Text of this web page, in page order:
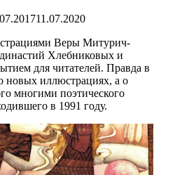
11.07.2020
Веры Митурич-
Хлебниковых и
для читателей. Правда в
новых иллюстрациях, а о
многими поэтического
в 1991 году.